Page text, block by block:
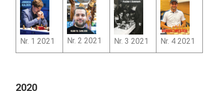
Nr. 1 2021 Nr. 2 2021 Nr. 3 2021 Nr. 4 2021
2020